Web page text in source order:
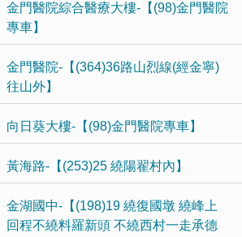
金門醫院綜合醫療大樓-【(98)金門醫院
專車】
金門醫院-【(364)36路山烈線(經金寧)
往山外】
向日葵大樓-【(98)金門醫院專車】
黃海路-【(253)25 繞陽翟村內】
金湖國中-【(198)19 繞復國墩 繞峰上
回程不繞料羅新頭 不繞西村一走承德